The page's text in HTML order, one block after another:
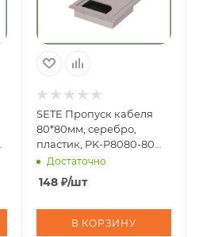
SETE Пропуск кабеля
80*80мм, серебро,
пластик, PK-P8080-80
(50шт/400шт)
Достаточно
148₽/шт
В КОРЗИНУ